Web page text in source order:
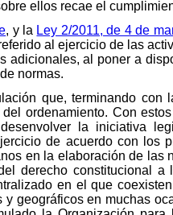
ellos recae el
, y la Ley 2/2011, de 4 de
al ejercicio de las
adicionales, al poner a
normas.
que, terminando con
ordenamiento. Con
la iniciativa
de acuerdo con los
en la elaboración de las
derecho constitucional
en el que
geográficos en muchas